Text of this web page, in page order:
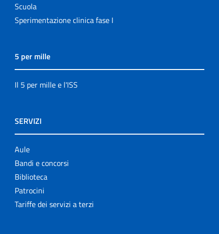
Scuola
Sperimentazione clinica fase I
5 per mille
Il 5 per mille e l'ISS
SERVIZI
Aule
Bandi e concorsi
Biblioteca
Patrocini
Tariffe dei servizi a terzi